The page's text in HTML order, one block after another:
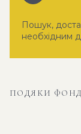
Пошук,
необхідним
ПОДЯКИ